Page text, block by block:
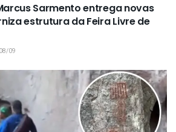
Sarmento entrega novas
estrutura da Feira Livre de
09